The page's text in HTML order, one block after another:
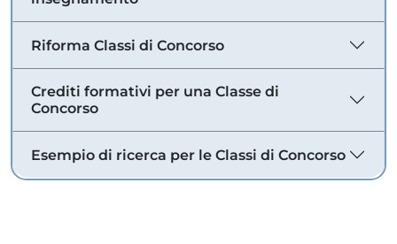
Riforma Classi di Concorso
Crediti formativi per una Classe di
Concorso
Esempio di ricerca per le Classi di Concorso